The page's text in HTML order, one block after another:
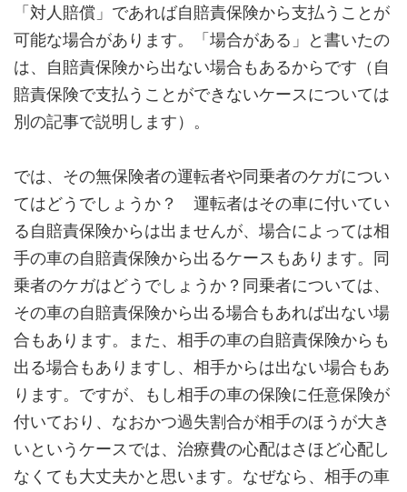
「対人賠償」であれば自賠責保険から支払うことが
可能な場合があります。「場合がある」と書いたの
は、自賠責保険から出ない場合もあるからです（自
賠責保険で支払うことができないケースについては
別の記事で説明します）。
では、その無保険者の運転者や同乗者のケガについ
てはどうでしょうか？ 運転者はその車に付いてい
る自賠責保険からは出ませんが、場合によっては相
手の車の自賠責保険から出るケースもあります。同
乗者のケガはどうでしょうか？同乗者については、
その車の自賠責保険から出る場合もあれば出ない場
合もあります。また、相手の車の自賠責保険からも
出る場合もありますし、相手からは出ない場合もあ
ります。ですが、もし相手の車の保険に任意保険が
付いており、なおかつ過失割合が相手のほうが大き
いというケースでは、治療費の心配はさほど心配し
なくても大丈夫かと思います。なぜなら、相手の車